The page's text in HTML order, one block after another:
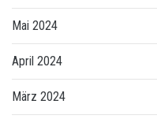
Mai 2024
April 2024
März 2024